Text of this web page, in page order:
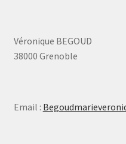
Véronique BEGOUD
38000 Grenoble
Email :